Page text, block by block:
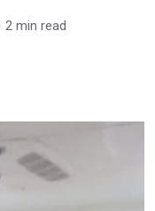
2 min read